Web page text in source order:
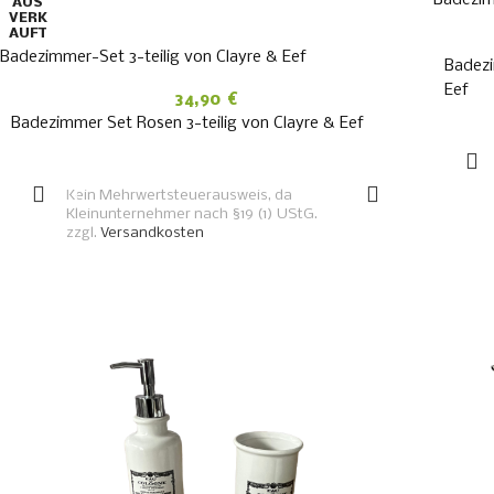
VERK
AUFT
Badezimmer-Set 3-teilig von Clayre & Eef
34,90 €
Badezimmer Set Rosen 3-teilig von Clayre & Eef
Kein Mehrwertsteuerausweis, da
Kleinunternehmer nach §19 (1) UStG.
zzgl. Versandkosten
Eef